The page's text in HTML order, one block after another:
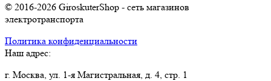
© 2016-2026 GiroskuterShop - сеть магазинов
электротранспорта
Политика конфиденциальности
Наш адрес:
г. Москва, ул. 1-я Магистральная, д. 4, стр. 1